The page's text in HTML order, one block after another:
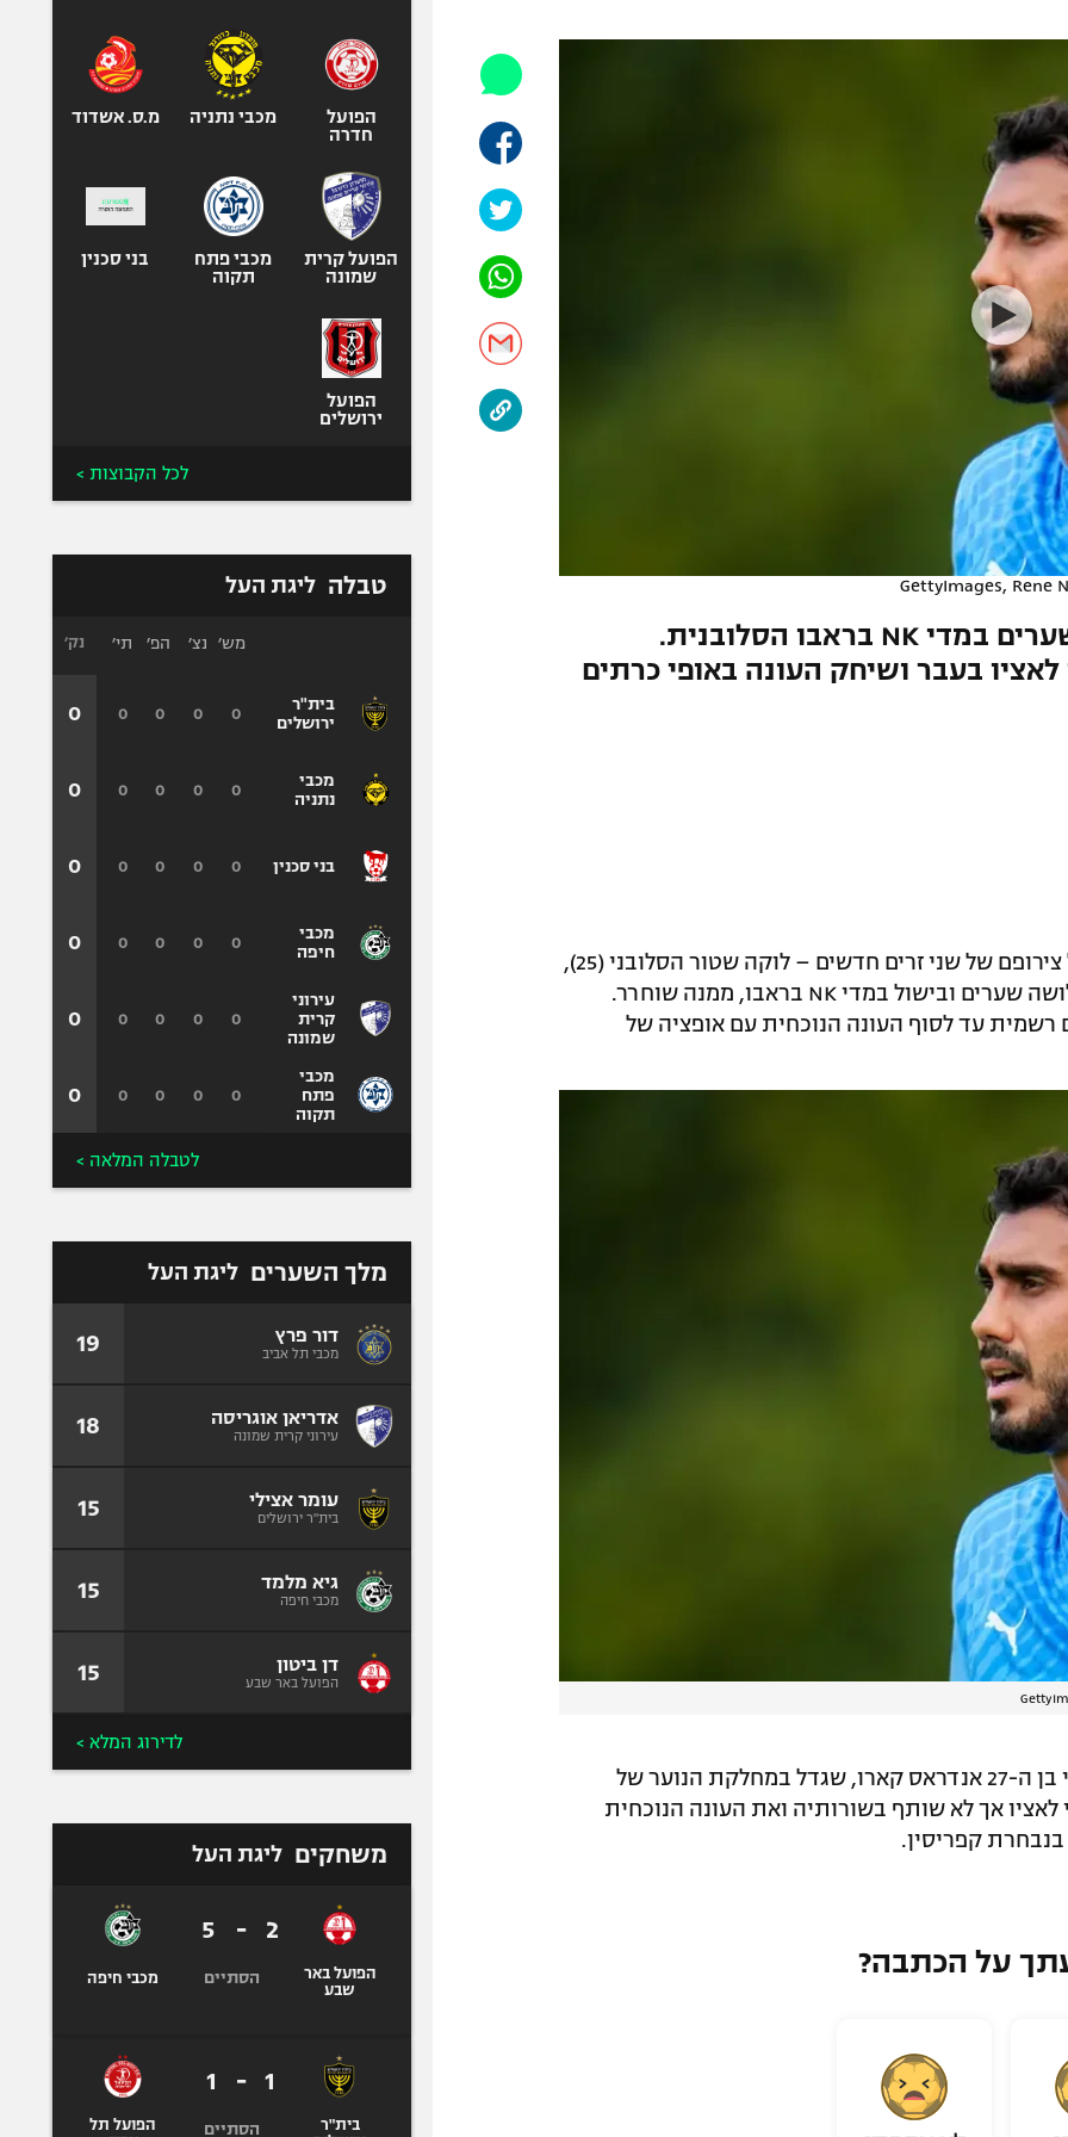
אביב
שבע
ליגה סינית
אופניים
ספורט מוטורי
כדורמים
בייסבול MLB
ספורט אתגרי
אומנויות לחימה
לוקה שטור (25) רשם שלושה שערים במדי NK בראבו הסלובנית.
מכבי פתח תקוה הודיעה היום (שלישי) על צירופם של שני זרים חדשים – לוקה שטור הסלובני (25),
המשחק ככנף/חלוץ. שטור רשם העונה שלושה שערים ובישול במדי NK בראבו, ממנה שוחרר.
רשמית עד לסוף העונה הנוכחית עם אופציה של
שחקן נוסף שהצטרף הוא הבלם הקפריסאי בן ה-27 אנדראס קארו, שגדל במחלקת הנוער של
פורסט, נרכש בקיץ 2019 על ידי לאציו אך לא שותף בשורותיה ואת העונה הנוכחית
על הכתבה?
הפועל
חדרה
מכבי נתניה מ.ס. אשדוד
הפועל קרית
שמונה
מכבי פתח
תקוה
בני סכנין
הפועל
ירושלים
לכל הקבוצות >
טבלה ליגת העל
בית"ר
ירושלים
מכבי
נתניה
בני סכנין
מכבי
חיפה
עירוני
קרית
שמונה
מכבי
פתח
תקוה
מש׳ נצ׳ הפ׳ תי׳
0
0
0
0
0
0
0
0
0
0
0
0
0
0
0
0
0
0
0
0
0
0
0
0
נק׳
0
0
0
0
0
0
לטבלה המלאה >
מלך השערים ליגת העל
דור פרץ
מכבי תל אביב 19
אדריאן אוגריסה
עירוני קרית שמונה 18
עומר אצילי
בית"ר ירושלים 15
גיא מלמד
מכבי חיפה 15
דן ביטון
הפועל באר שבע 15
לדירוג המלא >
משחקים ליגת העל
הפועל באר
שבע
2
-
5
הסתיים מכבי חיפה
בית"ר
1
-
1
הסתיים
הפועל תל